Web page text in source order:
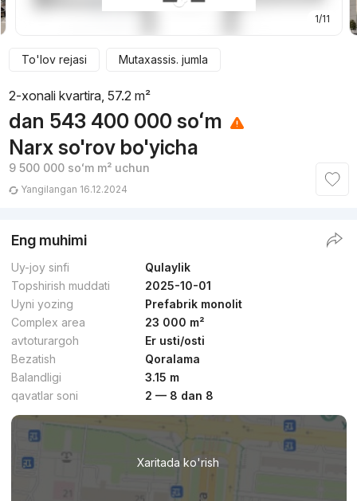
1/11
To'lov rejasi Mutaxassis. jumla
2-xonali kvartira, 57.2 m²
dan 543 400 000 soʻm
Narx so'rov bo'yicha
9 500 000 soʻmm² uchun
Yangilangan 16.12.2024
Eng muhimi
Uy-joy sinfi
Qulaylik
Topshirish muddati
2025-10-01
Uyni yozing
Prefabrik monolit
Complex area
23 000 m²
avtoturargoh
Er usti/osti
Bezatish
Qoralama
Balandligi
3.15 m
qavatlar soni
2 — 8 dan 8
Xaritada ko'rish